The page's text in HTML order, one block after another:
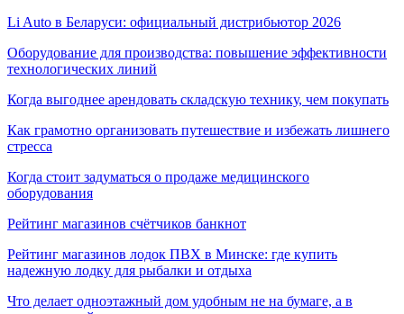
Li Auto в Беларуси: официальный дистрибьютор 2026
Оборудование для производства: повышение эффективности
технологических линий
Когда выгоднее арендовать складскую технику, чем покупать
Как грамотно организовать путешествие и избежать лишнего
стресса
Когда стоит задуматься о продаже медицинского
оборудования
Рейтинг магазинов счётчиков банкнот
Рейтинг магазинов лодок ПВХ в Минске: где купить
надежную лодку для рыбалки и отдыха
Что делает одноэтажный дом удобным не на бумаге, а в